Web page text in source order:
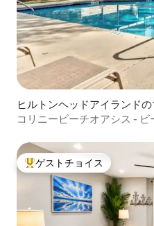
ヒルトンヘッドアイランド
コリニービーチオアシス - ビ
大好評のゲストチョイスです
ゲストチョイス